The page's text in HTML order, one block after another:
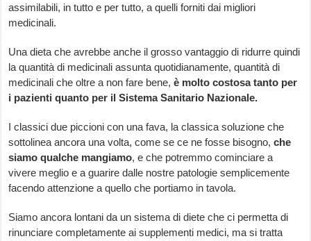
assimilabili, in tutto e per tutto, a quelli forniti dai migliori
medicinali.
Una dieta che avrebbe anche il grosso vantaggio di ridurre quindi
la quantità di medicinali assunta quotidianamente, quantità di
medicinali che oltre a non fare bene,è molto costosa tanto per
i pazienti quanto per il Sistema Sanitario Nazionale.
I classici due piccioni con una fava, la classica soluzione che
sottolinea ancora una volta, come se ce ne fosse bisogno,che
siamo qualche mangiamo, e che potremmo cominciare a
vivere meglio e a guarire dalle nostre patologie semplicemente
facendo attenzione a quello che portiamo in tavola.
Siamo ancora lontani da un sistema di diete che ci permetta di
rinunciare completamente ai supplementi medici, ma si tratta